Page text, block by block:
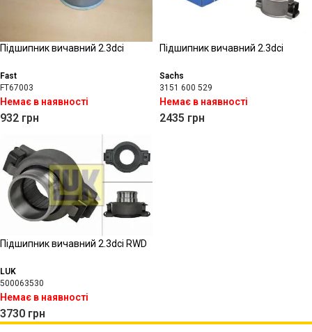
Підшипник вичавний 2.3dci
Fast
FT67003
Немає в наявності
932 грн
Підшипник вичавний 2.3dci
Sachs
3151 600 529
Немає в наявності
2435 грн
Підшипник вичавний 2.3dci RWD
LUK
500063530
Немає в наявності
3730 грн